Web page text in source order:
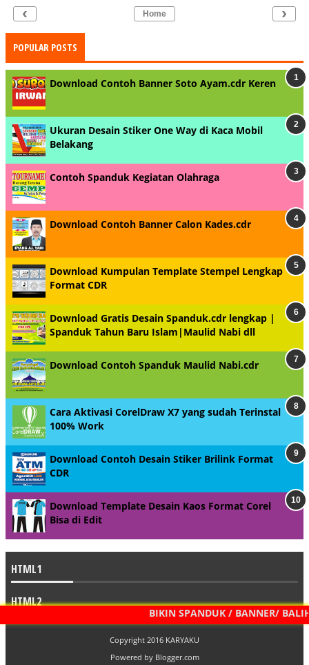
‹ ›
Home
POPULAR POSTS
Download Contoh Banner Soto Ayam.cdr Keren
Ukuran Desain Stiker One Way di Kaca Mobil
Belakang
Contoh Spanduk Kegiatan Olahraga
Download Contoh Banner Calon Kades.cdr
Download Kumpulan Template Stempel Lengkap
Format CDR
Download Gratis Desain Spanduk.cdr lengkap |
Spanduk Tahun Baru Islam|Maulid Nabi dll
Download Contoh Spanduk Maulid Nabi.cdr
Cara Aktivasi CorelDraw X7 yang sudah Terinstal
100% Work
Download Contoh Desain Stiker Brilink Format
CDR
Download Template Desain Kaos Format Corel
Bisa di Edit
HTML1
BIKIN SPANDUK / BANNER/ BALIHO
HTML2
Copyright 2016 KARYAKU
Powered by Blogger.com